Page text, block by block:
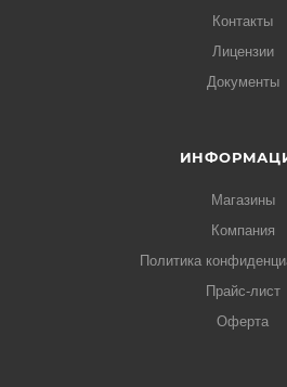
Контакты
Лицензии
Документы
Магазины
Компания
Политика
Прайс-лист
Оферта